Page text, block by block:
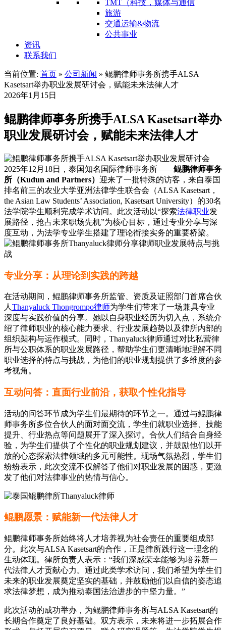
TMT（科技，媒体与通信
旅游
交通运输&物流
公共事业
资讯
联系我们
当前位置: 首页 » 公司新闻 » ‌鲲鹏律师事务所携手ALSA
Kasetsart举办职业发展研讨会，赋能未来法律人才
2026年1月15日
‌鲲鹏律师事务所携手ALSA Kasetsart举办
职业发展研讨会，赋能未来法律人才
2025年12月18日，泰国知名国际律师事务所——鲲鹏律师事务
所（Kudun and Partners） 迎来了一批特殊的访客，来自泰国
排名前三的农业大学亚洲法律学生联合会（ALSA Kasetsart，
the Asian Law Students’ Association, Kasetsart University）的30名
法学院学生顺利完成学术访问。此次活动以“探索法律职业发
展路径，抢占未来职场先机”为核心目标，通过专业分享与深
度互动，为法学专业学生搭建了理论衔接实务的重要桥梁。
专业分享：从理论到实践的跨越
在活动期间，鲲鹏律师事务所监管、资质及证照部门首席合伙
人 Thanyaluck Thongrompo律师为学生们带来了一场兼具专业
深度与实践价值的分享。她以自身职业经历为切入点，系统介
绍了律师职业的核心能力要求、行业发展趋势以及律所内部的
组织架构与运作模式。同时，Thanyaluck律师通过对比私营律
所与公职体系的职业发展路径，帮助学生们更清晰地理解不同
职业选择的特点与挑战，为他们的职业规划提供了多维度的参
考视角。
‌互动问答：直面行业前沿，获取个性化指导
活动的问答环节成为学生们最期待的环节之一。通过与鲲鹏律
师事务所多位合伙人的面对面交流，学生们就职业选择、技能
提升、行业热点等问题展开了深入探讨。合伙人们结合自身经
验，为学生们提供了个性化的职业规划建议，并鼓励他们以开
放的心态探索法律领域的多元可能性。现场气氛热烈，学生们
纷纷表示，此次交流不仅解答了他们对职业发展的困惑，更激
发了他们对法律事业的热情与信心。
‌鲲鹏愿景：赋能新一代法律人才
鲲鹏律师事务所始终将人才培养视为社会责任的重要组成部
分。此次与ALSA Kasetsart的合作，正是律所践行这一理念的
生动体现。律所负责人表示：“我们深感荣幸能够为培养新一
代法律人才贡献心力。通过此类学术访问，我们希望为学生们
未来的职业发展奠定坚实的基础，并鼓励他们以自信的姿态追
求法律梦想，成为推动泰国法治进步的中坚力量。”
此次活动的成功举办，为鲲鹏律师事务所与ALSA Kasetsart的
长期合作奠定了良好基础。双方表示，未来将进一步拓展合作